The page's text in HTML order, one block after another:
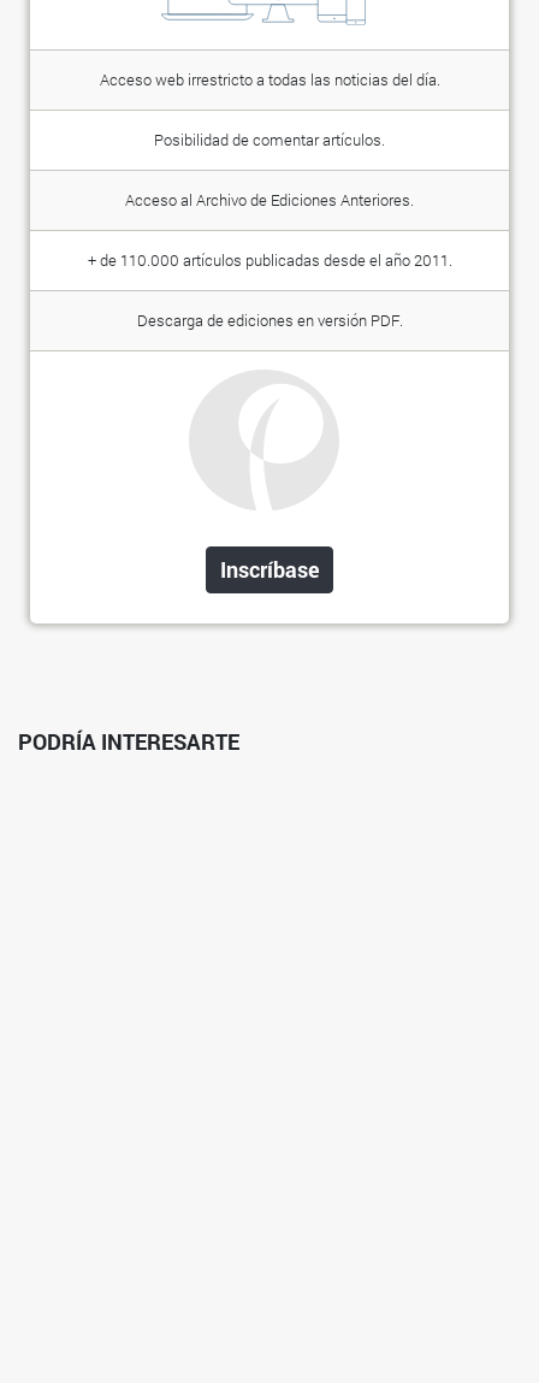
Acceso web irrestricto a todas las noticias del día.
Posibilidad de comentar artículos.
Acceso al Archivo de Ediciones Anteriores.
+ de 110.000 artículos publicadas desde el año 2011.
Descarga de ediciones en versión PDF.
Inscríbase
PODRÍA INTERESARTE